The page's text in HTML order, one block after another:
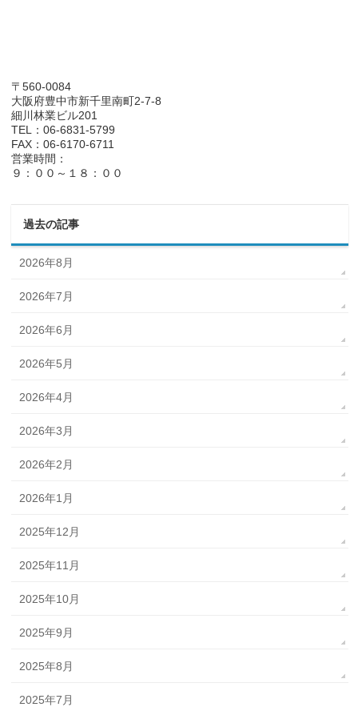
〒560-0084
大阪府豊中市新千里南町2-7-8
細川林業ビル201
TEL：06-6831-5799
FAX：06-6170-6711
営業時間：
９：００～１８：００
過去の記事
2026年8月
2026年7月
2026年6月
2026年5月
2026年4月
2026年3月
2026年2月
2026年1月
2025年12月
2025年11月
2025年10月
2025年9月
2025年8月
2025年7月